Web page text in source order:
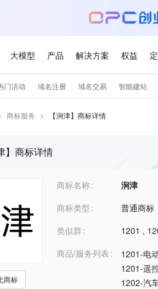
商标服务 > 【涧津】商标详情
】商标详情
商标
商标名称 涧津
商标类型
普通商标
类似群
1201 ,
商品/服务列表
1201-电
1201-遥
1202-汽